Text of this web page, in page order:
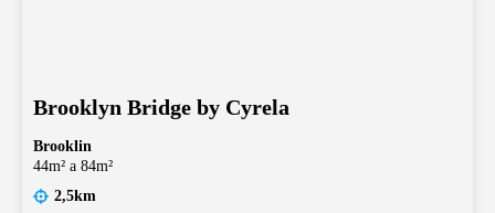
Brooklyn Bridge by Cyrela
Brooklin
44m² a 84m²
2,5km